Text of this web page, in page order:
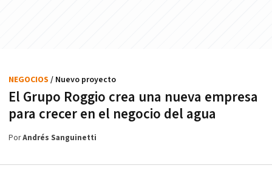
El Grupo Roggio crea una nueva empresa
para crecer en el negocio del agua
NEGOCIOS / Nuevo proyecto
PorAndrés Sanguinetti